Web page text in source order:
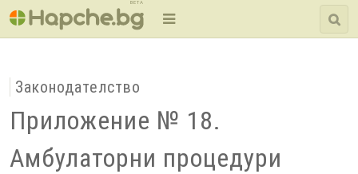
BETA
Законодателство
Приложение № 18.
Амбулаторни процедури